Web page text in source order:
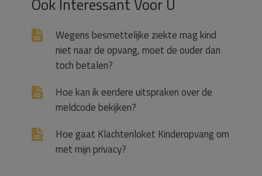
Wegens besmettelijke ziekte mag kind
niet naar de opvang, moet de ouder dan
toch betalen?
Hoe kan ik eerdere uitspraken over de
meldcode bekijken?
Hoe gaat Klachtenloket Kinderopvang om
met mijn privacy?